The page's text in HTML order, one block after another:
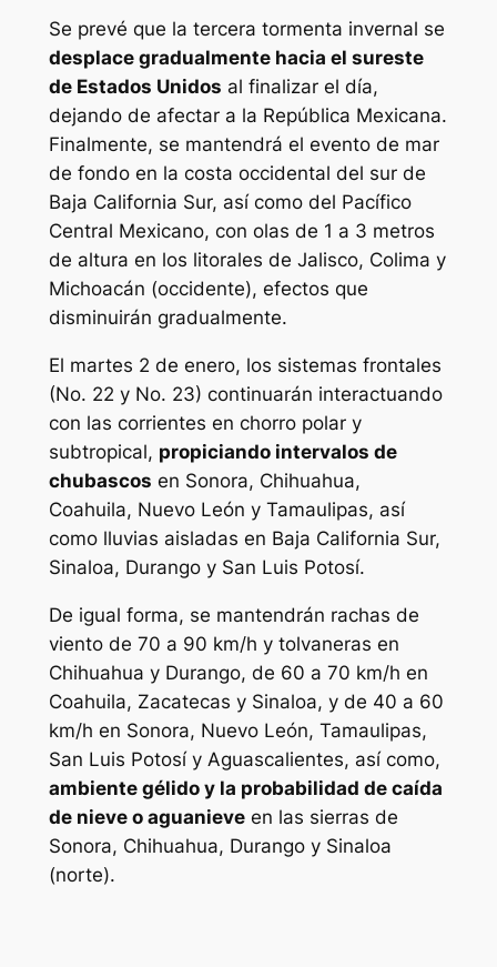
Se prevé que la tercera tormenta invernal se
desplace gradualmente hacia el sureste
de Estados Unidos al finalizar el día,
dejando de afectar a la República Mexicana.
Finalmente, se mantendrá el evento de mar
de fondo en la costa occidental del sur de
Baja California Sur, así como del Pacífico
Central Mexicano, con olas de 1 a 3 metros
de altura en los litorales de Jalisco, Colima y
Michoacán (occidente), efectos que
disminuirán gradualmente.
El martes 2 de enero, los sistemas frontales
(No. 22 y No. 23) continuarán interactuando
con las corrientes en chorro polar y
subtropical, propiciando intervalos de
chubascos en Sonora, Chihuahua,
Coahuila, Nuevo León y Tamaulipas, así
como lluvias aisladas en Baja California Sur,
Sinaloa, Durango y San Luis Potosí.
De igual forma, se mantendrán rachas de
viento de 70 a 90 km/h y tolvaneras en
Chihuahua y Durango, de 60 a 70 km/h en
Coahuila, Zacatecas y Sinaloa, y de 40 a 60
km/h en Sonora, Nuevo León, Tamaulipas,
San Luis Potosí y Aguascalientes, así como,
ambiente gélido y la probabilidad de caída
de nieve o aguanieveen las sierras de
Sonora, Chihuahua, Durango y Sinaloa
(norte).